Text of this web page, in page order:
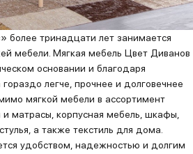
более тринадцати лет занимается
мебели. Мягкая мебель Цвет Диванов
основании и благодаря
легче, прочнее и долговечнее
мягкой мебели в ассортимент
матрасы, корпусная мебель, шкафы,
а также текстиль для дома.
удобством, надежностью и долгим